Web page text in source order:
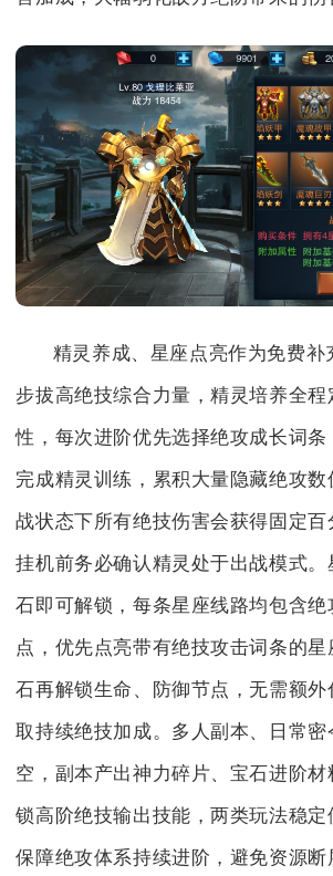
精灵养成、星座点亮作为免费补
步拔高绝技综合力量，精灵培养全程
性，每次进阶优先选择绝攻成长词条
完成精灵训练，累积大量隐藏绝攻数
战状态下所有绝技伤害会获得固定
挂机前务必确认精灵处于出战模式。
石即可解锁，每条星座线路均包含
点，优先点亮带有绝技攻击词条的星
石再解锁生命、防御节点，无需额
取持续绝技加成。多人副本、日常密
空，副本产出神力碎片、宝石进阶
锁高阶绝技输出技能，两类玩法稳定
保障绝攻体系持续进阶，避免资源